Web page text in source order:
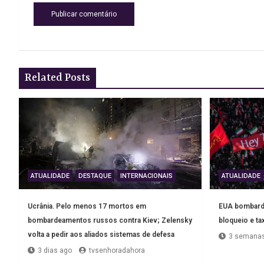
Related Posts
ATUALIDADE DESTAQUE INTERNACIONAIS
Ucrânia. Pelo menos 17 mortos em
bombardeamentos russos contra Kiev; Zelensky
volta a pedir aos aliados sistemas de defesa
3 dias ago
tvsenhoradahora
ATUALIDADE
EUA
bloqueio e
3